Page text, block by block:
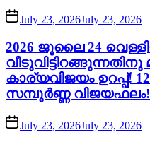
July 23, 2026July 23, 2026
2026 ജൂലൈ 24
കാര്യവിജയം ഉറപ്പ്!
സമ്പൂർണ്ണ വിജയഫലം!
July 23, 2026July 23, 2026